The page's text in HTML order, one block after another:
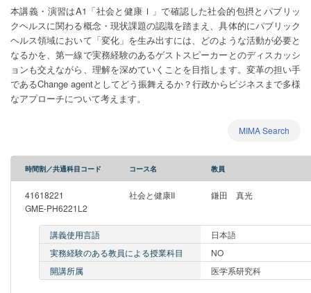
本講義・演習はA1「社会と健康Ｉ」で確認した社会的包摂とパブリッ
クヘルスに関わる概念・現状課題の認識を踏まえ、具体的にパブリック
ヘルス領域において「変化」を生み出すには、どのような活動が必要と
なるかを、第一線で実務経験のあるゲストスピーカーとのディスカッシ
ョンも交えながら、理解を深めていくことを目指します。変革の担い手
であるChange agentとしてどう振舞えるか？行政からビジネスまで多様
なアプローチについて考えます。
MIMA Search
時間割／共通科目コード コース名 教員
41618221
GME-PH6221L2
社会と健康II 鎌田 真光
講義使用言語
日本語
実務経験のある教員による授業科目
NO
開講所属
医学系研究科